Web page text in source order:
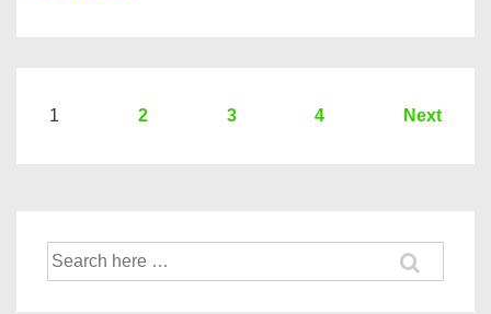
Hier
Banken
Seitennummerierung
1 2 3 4 Next
Suche
nach: